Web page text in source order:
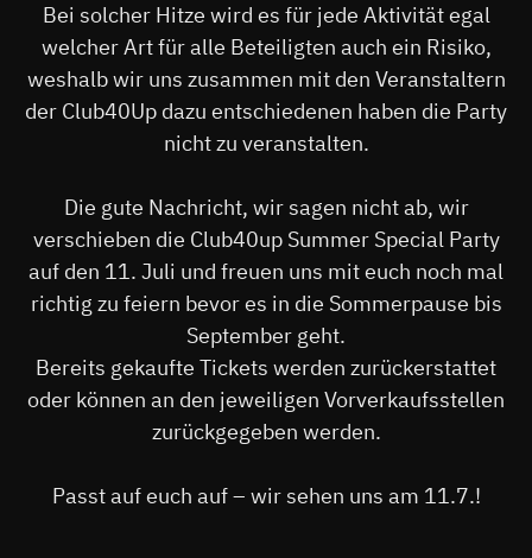
Bei solcher Hitze wird es für jede Aktivität egal
welcher Art für alle Beteiligten auch ein Risiko,
weshalb wir uns zusammen mit den Veranstaltern
der Club40Up dazu entschiedenen haben die Party
nicht zu veranstalten.
Die gute Nachricht, wir sagen nicht ab, wir
verschieben die Club40up Summer Special Party
auf den 11. Juli und freuen uns mit euch noch mal
richtig zu feiern bevor es in die Sommerpause bis
September geht.
Bereits gekaufte Tickets werden zurückerstattet
oder können an den jeweiligen Vorverkaufsstellen
zurückgegeben werden.
Passt auf euch auf – wir sehen uns am 11.7.!